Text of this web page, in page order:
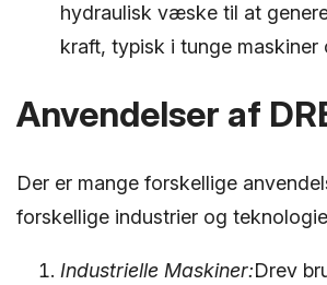
hydraulisk væske til at
kraft, typisk i tunge maskiner
Anvendelser af
Der er mange forskellige
forskellige industrier og
Industrielle Maskiner:Drev